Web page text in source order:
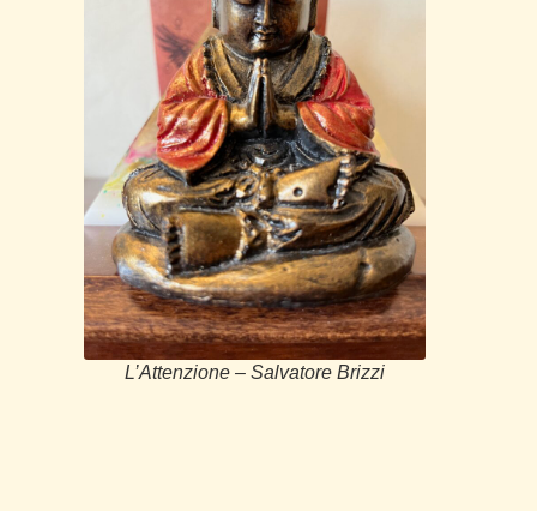
L’Attenzione – Salvatore Brizzi